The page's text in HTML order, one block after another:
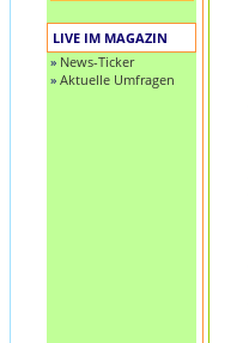
LIVE IM MAGAZIN
» News-Ticker
» Aktuelle Umfragen